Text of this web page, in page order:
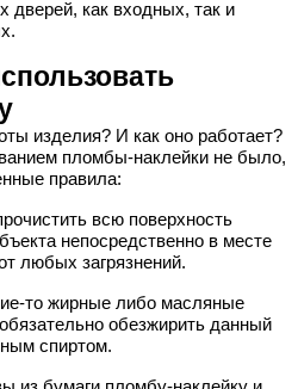
дверей, как входных, так и
изделия? И как оно работает?
пломбы-наклейки не было,
правила:
всю поверхность
непосредственно в месте
любых загрязнений.
то жирные либо масляные
обезжирить данный
спиртом.